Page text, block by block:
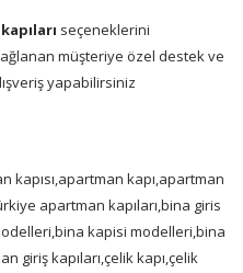
seçeneklerini
müşteriye özel destek ve
yapabilirsiniz
kapısı,apartman kapı,apartman
apartman kapıları,bina giris
kapisi modelleri,bina
giriş kapıları,çelik kapı,çelik